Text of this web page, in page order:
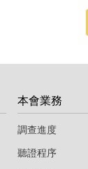
本會業務
調查進度
聽證程序